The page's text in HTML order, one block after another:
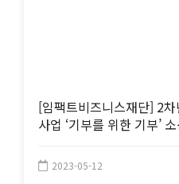
[임팩트비즈니스재단] 2
사업 ‘기부를 위한 기부’
2023-05-12